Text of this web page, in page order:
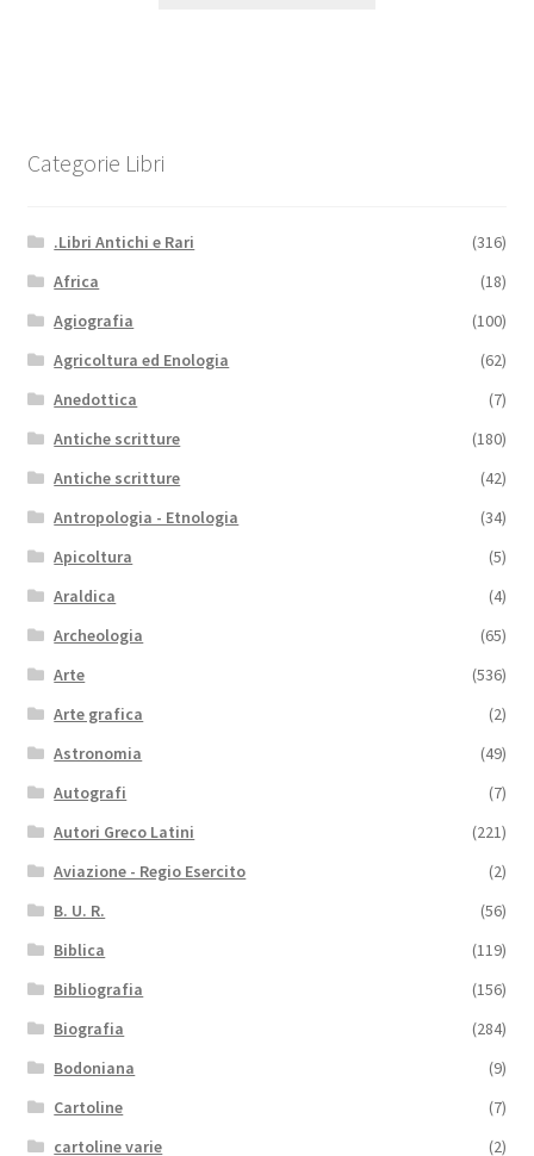
Categorie Libri
.Libri Antichi e Rari
(316)
Africa
(18)
Agiografia
(100)
Agricoltura ed Enologia
(62)
Anedottica
(7)
Antiche scritture
(180)
Antiche scritture
(42)
Antropologia - Etnologia
(34)
Apicoltura
(5)
Araldica
(4)
Archeologia
(65)
Arte
(536)
Arte grafica
(2)
Astronomia
(49)
Autografi
(7)
Autori Greco Latini
(221)
Aviazione - Regio Esercito
(2)
B. U. R.
(56)
Biblica
(119)
Bibliografia
(156)
Biografia
(284)
Bodoniana
(9)
Cartoline
(7)
cartoline varie
(2)